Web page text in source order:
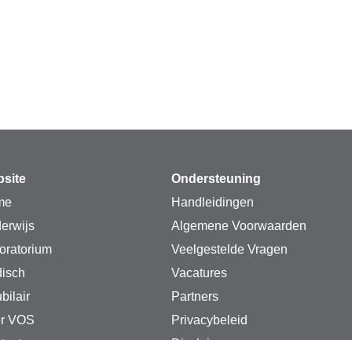
VOS
Ondersteuning
Handleidingen
Algemene Voorwaarden
Veelgestelde Vragen
Vacatures
Partners
Privacybeleid